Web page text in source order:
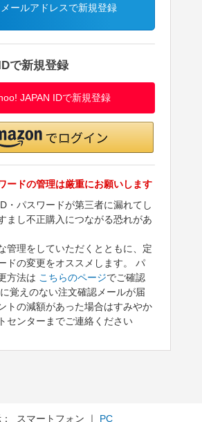
メールアドレスで新規登録
で新規登録
JAPAN IDで新規登録
ードの管理は厳重にお願いします
・パスワードが第三者に漏れてし
まし不正購入につながる恐れがあ
管理をしていただくとともに、定
ドの変更をオススメします。 パ
方法は こちらのページでご確認
覚えのない注文確認メールが届
トの減額があった場合はすみやか
センターまでご連絡ください
スマートフォン ｜ PC